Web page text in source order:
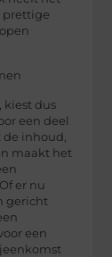
prettige
kiest dus
een deel
inhoud,
maakt het
er nu
gericht
een